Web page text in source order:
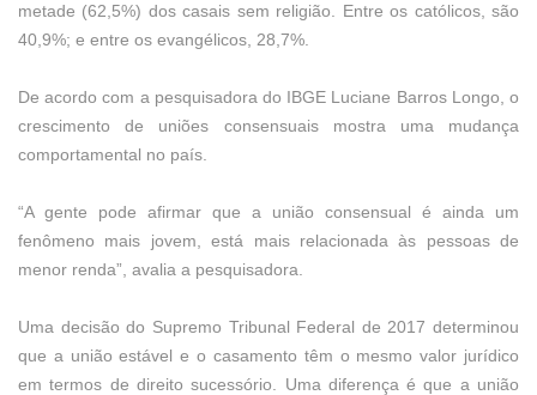
metade (62,5%) dos casais sem religião. Entre os católicos, são
40,9%; e entre os evangélicos, 28,7%.
De acordo com a pesquisadora do IBGE Luciane Barros Longo, o
crescimento de uniões consensuais mostra uma mudança
comportamental no país.
“A gente pode afirmar que a união consensual é ainda um
fenômeno mais jovem, está mais relacionada às pessoas de
menor renda”, avalia a pesquisadora.
Uma decisão do Supremo Tribunal Federal de 2017 determinou
que a união estável e o casamento têm o mesmo valor jurídico
em termos de direito sucessório. Uma diferença é que a união